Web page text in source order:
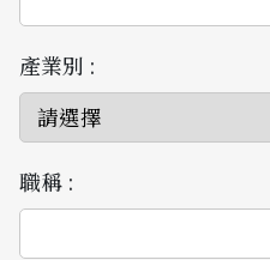
產業別 :
職稱 :